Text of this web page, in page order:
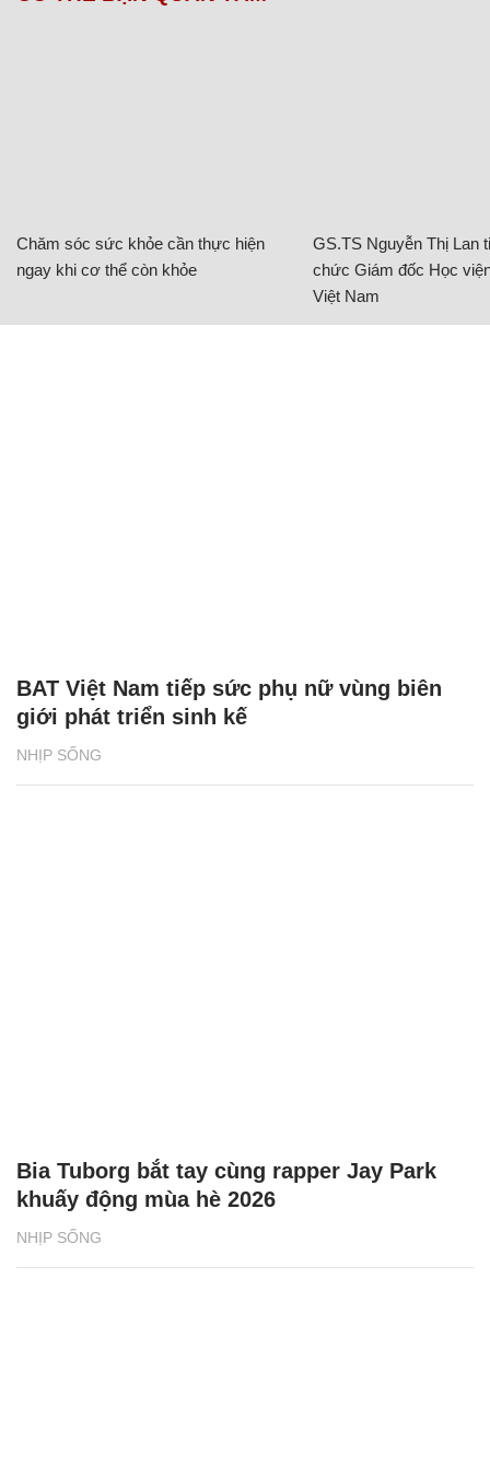
Chăm sóc sức khỏe cần thực hiện
ngay khi cơ thể còn khỏe
GS.TS Nguyễn Thị Lan
chức Giám đốc Học
Việt Nam
NHỊP SỐNG
BAT Việt Nam tiếp sức phụ nữ vùng biên
giới phát triển sinh kế
NHỊP SỐNG
Bia Tuborg bắt tay cùng rapper Jay Park
khuấy động mùa hè 2026